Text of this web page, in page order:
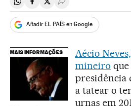
Compartir en Whatsapp
Compartir en Facebook
Compartir en Twitter
Desplegar Redes
Añadir EL PAÍS en Google
MAIS INFORMAÇÕES
Aécio
mineiro que
presidência
a tatear o
urnas em